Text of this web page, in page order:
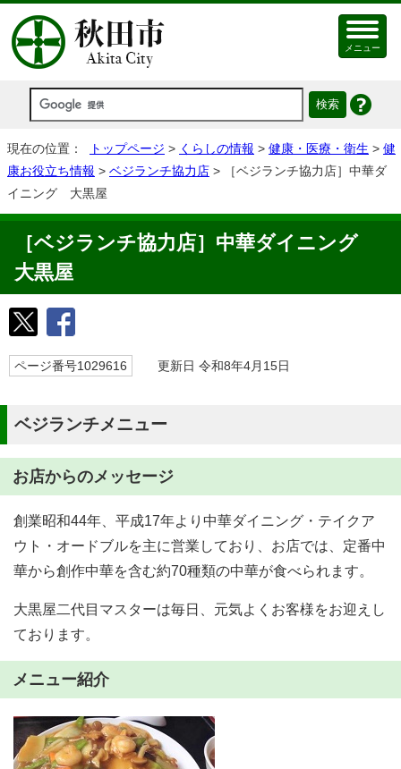
メニュー
現在の位置： トップページ > くらしの情報 > 健康・医療・衛生 > 健
康お役立ち情報 > ベジランチ協力店 > ［ベジランチ協力店］中華ダ
イニング 大黒屋
［ベジランチ協力店］中華ダイニング
大黒屋
ページ番号1029616 更新日 令和8年4月15日
ベジランチメニュー
お店からのメッセージ
創業昭和44年、平成17年より中華ダイニング・テイクア
ウト・オードブルを主に営業しており、お店では、定番中
華から創作中華を含む約70種類の中華が食べられます。
大黒屋二代目マスターは毎日、元気よくお客様をお迎えし
ております。
メニュー紹介